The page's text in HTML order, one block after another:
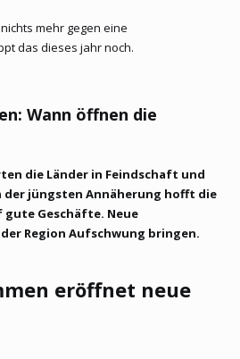
mehr gegen eine
das dieses jahr noch.
Wann öffnen die
die Länder in Feindschaft und
der jüngsten Annäherung hofft die
Geschäfte. Neue
Region Aufschwung bringen.
eröffnet neue